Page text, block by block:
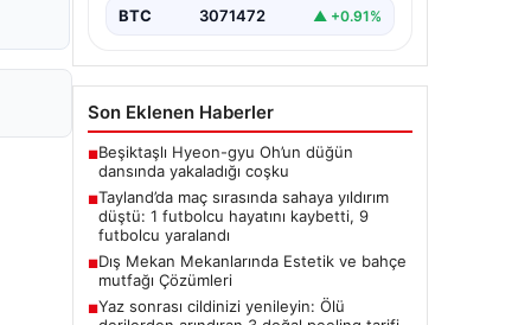
BTC 3071472 ▲ +0.91%
Son Eklenen Haberler
■Beşiktaşlı Hyeon-gyu Oh’un düğün
dansında yakaladığı coşku
■Tayland’da maç sırasında sahaya yıldırım
düştü: 1 futbolcu hayatını kaybetti, 9
futbolcu yaralandı
■Dış Mekan Mekanlarında Estetik ve bahçe
mutfağı Çözümleri
■Yaz sonrası cildinizi yenileyin: Ölü